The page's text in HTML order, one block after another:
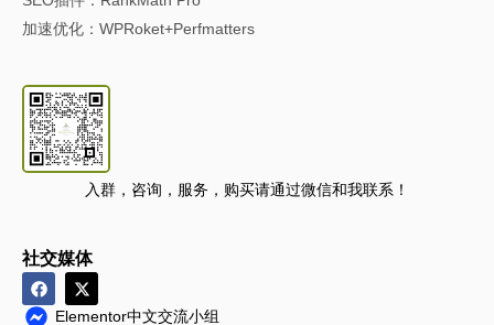
加速优化：WPRoket+Perfmatters
入群，咨询，服务，购买请通过微信和我联系！
社交媒体
Elementor中文交流小组